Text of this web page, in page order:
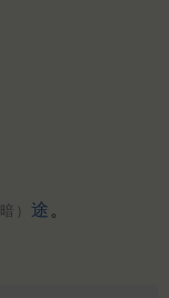
） 途 。